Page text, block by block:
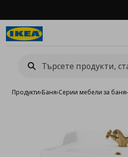
Продукти›Баня›Серии мебели за баня›